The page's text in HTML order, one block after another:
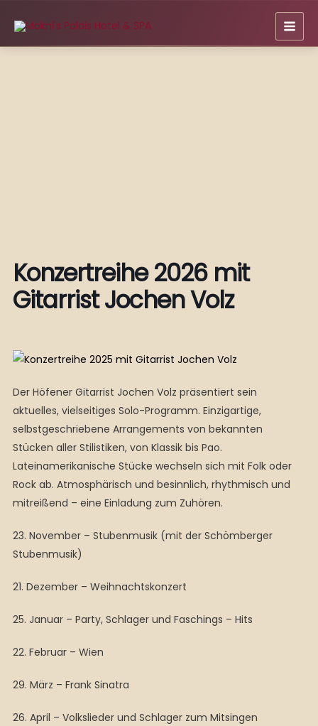
Inhalt
springen
Konzertreihe 2026 mit
Gitarrist Jochen Volz
Der Höfener Gitarrist Jochen Volz präsentiert sein
aktuelles, vielseitiges Solo-Programm. Einzigartige,
selbstgeschriebene Arrangements von bekannten
Stücken aller Stilistiken, von Klassik bis Pao.
Lateinamerikanische Stücke wechseln sich mit Folk oder
Rock ab. Atmosphärisch und besinnlich, rhythmisch und
mitreißend – eine Einladung zum Zuhören.
23. November – Stubenmusik (mit der Schömberger
Stubenmusik)
21. Dezember – Weihnachtskonzert
25. Januar – Party, Schlager und Faschings – Hits
22. Februar – Wien
29. März – Frank Sinatra
26. April – Volkslieder und Schlager zum Mitsingen